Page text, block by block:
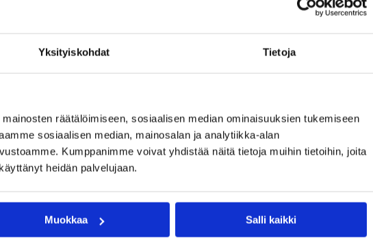
Yksityiskohdat Tietoja
räätälöimiseen, sosiaalisen median ominaisuuksien tukemiseen
sosiaalisen median, mainosalan ja analytiikka-alan
Kumppanimme voivat yhdistää näitä tietoja muihin tietoihin, joita
heidän palvelujaan.
Muokkaa Salli kaikki
divisioonavaihdosta huolimatta.
jukka.pyrro@basket.fi
Susiladies
pelatun
mittaisen
tappioon,
Suomi
ensi